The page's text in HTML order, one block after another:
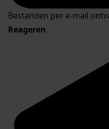
Bestanden per e-mail
Reageren